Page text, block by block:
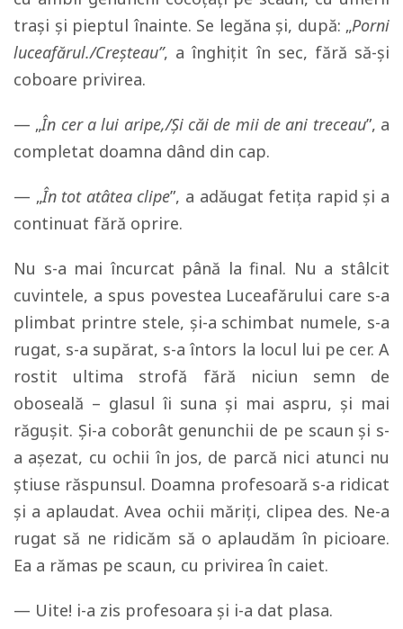
traşi şi pieptul înainte. Se legăna şi, după: „Porni
luceafărul./Creşteau”, a înghițit în sec, fără să-şi
coboare privirea.
— „În cer a lui aripe,/Şi căi de mii de ani treceau”, a
completat doamna dând din cap.
— „În tot atâtea clipe”, a adăugat fetiţa rapid şi a
continuat fără oprire.
Nu s-a mai încurcat până la final. Nu a stâlcit
cuvintele, a spus povestea Luceafărului care s-a
plimbat printre stele, şi-a schimbat numele, s-a
rugat, s-a supărat, s-a întors la locul lui pe cer. A
rostit ultima strofă fără niciun semn de
oboseală – glasul îi suna şi mai aspru, şi mai
răguşit. Şi-a coborât genunchii de pe scaun şi s-
a aşezat, cu ochii în jos, de parcă nici atunci nu
ştiuse răspunsul. Doamna profesoară s-a ridicat
şi a aplaudat. Avea ochii măriţi, clipea des. Ne-a
rugat să ne ridicăm să o aplaudăm în picioare.
Ea a rămas pe scaun, cu privirea în caiet.
— Uite! i-a zis profesoara şi i-a dat plasa.